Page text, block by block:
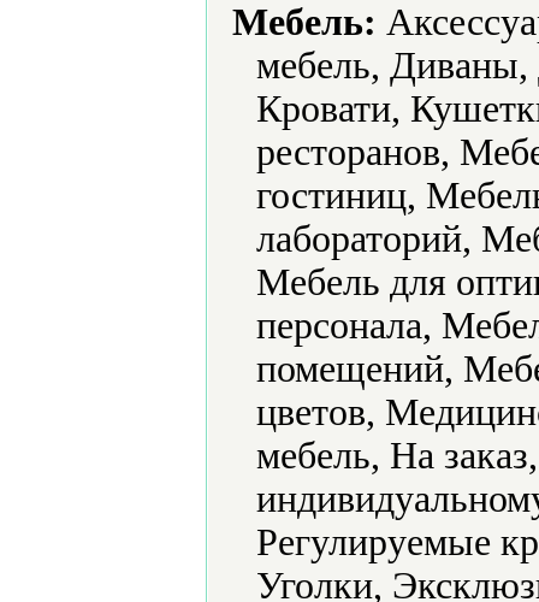
Мебель:
мебель,
Кровати,
ресторанов,
гостиниц,
лабораторий,
Мебель для
персонала,
помещений,
цветов,
мебель, На
Регулируемые
Уголки,